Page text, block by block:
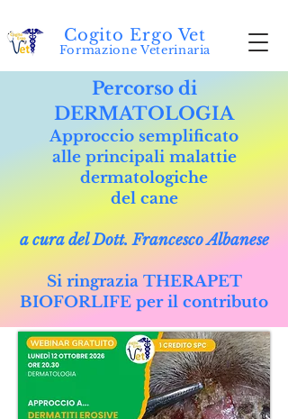
Cogito Ergo Vet
Formazione Veterinaria
Percorso di
DERMATOLOGIA
Approccio semplificato
alle principali malattie
dermatologiche
del cane
a cura del Dott. Francesco Albanese
Si ringrazia THERAPET
BIOFORLIFE per il contributo